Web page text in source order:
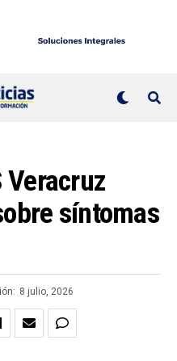
Veracruz
síntomas
8 julio, 2026